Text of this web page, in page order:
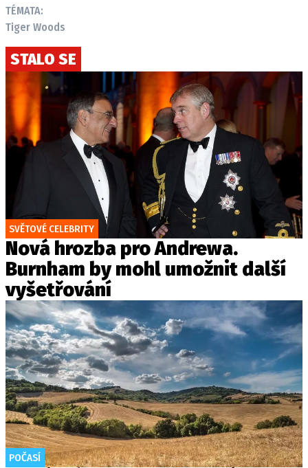
TÉMATA:
Tiger Woods
STALO SE
SVĚTOVÉ CELEBRITY
Nová hrozba pro Andrewa.
Burnham by mohl umožnit další
vyšetřování
POČASÍ